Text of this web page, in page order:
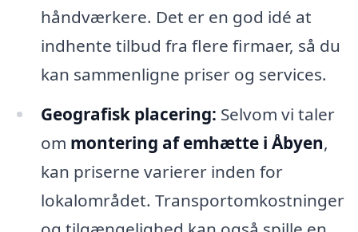
håndværkere. Det er en god idé at
indhente tilbud fra flere firmaer, så du
kan sammenligne priser og services.
Geografisk placering: Selvom vi taler
om montering af emhætte i Åbyen,
kan priserne varierer inden for
lokalområdet. Transportomkostninger